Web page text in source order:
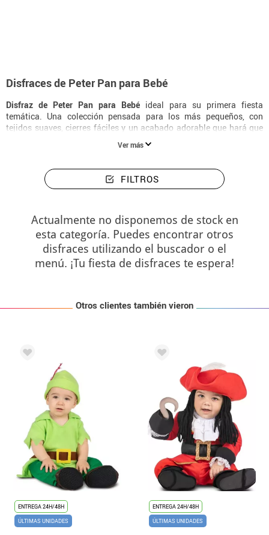
Disfraces de Peter Pan para Bebé
Disfraz de Peter Pan para Bebé ideal para su primera fiesta
temática. Una colección pensada para los más pequeños, con
tejidos suaves, cierres fáciles y un acabado adorable que hará que
Ver más
FILTROS
Actualmente no disponemos de stock en
esta categoría. Puedes encontrar otros
disfraces utilizando el buscador o el
menú. ¡Tu fiesta de disfraces te espera!
Otros clientes también vieron
ENTREGA 24H/48H
ÚLTIMAS UNIDADES
ENTREGA 24H/48H
ÚLTIMAS UNIDADES